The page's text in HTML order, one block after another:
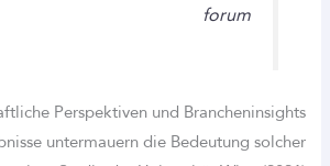
Wissenschaftliche Perspektiven und
Forschungsergebnisse untermauern die